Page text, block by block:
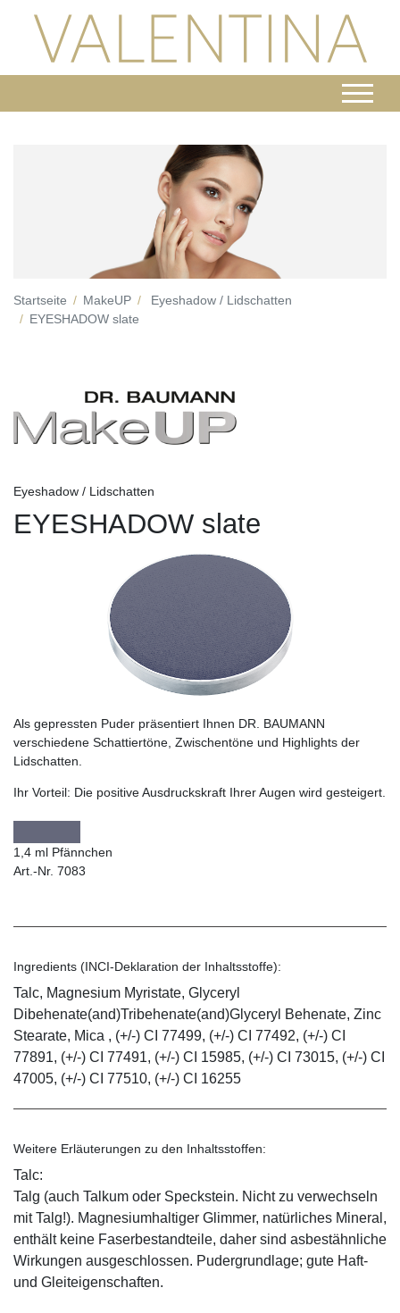
Startseite MakeUP
Eyeshadow / Lidschatten
EYESHADOW slate
Eyeshadow / Lidschatten
EYESHADOW slate
Als gepressten Puder präsentiert Ihnen DR. BAUMANN
verschiedene Schattiertöne, Zwischentöne und Highlights der
Lidschatten.
Ihr Vorteil: Die positive Ausdruckskraft Ihrer Augen wird gesteigert.
1,4 ml Pfännchen
Art.-Nr. 7083
Ingredients (INCI-Deklaration der Inhaltsstoffe):
Talc, Magnesium Myristate, Glyceryl
Dibehenate(and)Tribehenate(and)Glyceryl Behenate, Zinc
Stearate, Mica , (+/-) CI 77499, (+/-) CI 77492, (+/-) CI
77891, (+/-) CI 77491, (+/-) CI 15985, (+/-) CI 73015, (+/-) CI
47005, (+/-) CI 77510, (+/-) CI 16255
Weitere Erläuterungen zu den Inhaltsstoffen:
Talc:
Talg (auch Talkum oder Speckstein. Nicht zu verwechseln
mit Talg!). Magnesiumhaltiger Glimmer, natürliches Mineral,
enthält keine Faserbestandteile, daher sind asbestähnliche
Wirkungen ausgeschlossen. Pudergrundlage; gute Haft-
und Gleiteigenschaften.